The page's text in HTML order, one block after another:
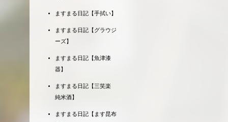
ますまる日記【手拭い】
ますまる日記【グラウジ
ーズ】
ますまる日記【魚津漆
器】
ますまる日記【三笑楽
純米酒】
ますまる日記【ます昆布